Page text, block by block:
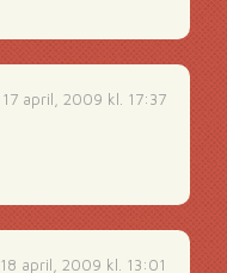
17 april, 2009 kl. 17:37
18 april, 2009 kl. 13:01